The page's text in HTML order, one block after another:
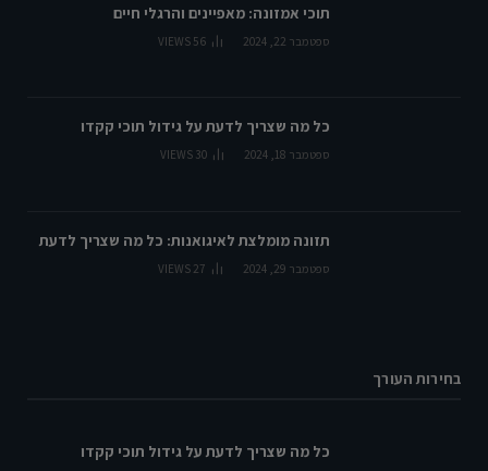
תוכי אמזונה: מאפיינים והרגלי חיים
ספטמבר 22, 2024 56
VIEWS
כל מה שצריך לדעת על גידול תוכי קקדו
ספטמבר 18, 2024 30
VIEWS
תזונה מומלצת לאיגואנות: כל מה שצריך לדעת
ספטמבר 29, 2024 27
VIEWS
בחירות העורך
כל מה שצריך לדעת על גידול תוכי קקדו